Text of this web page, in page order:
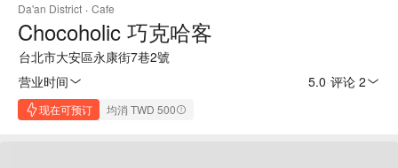
Da'an District · Cafe
Chocoholic 巧克哈客
台北市大安區永康街7巷2號
营业时间
5.0 评论 2
现在可预订 均消 TWD 500